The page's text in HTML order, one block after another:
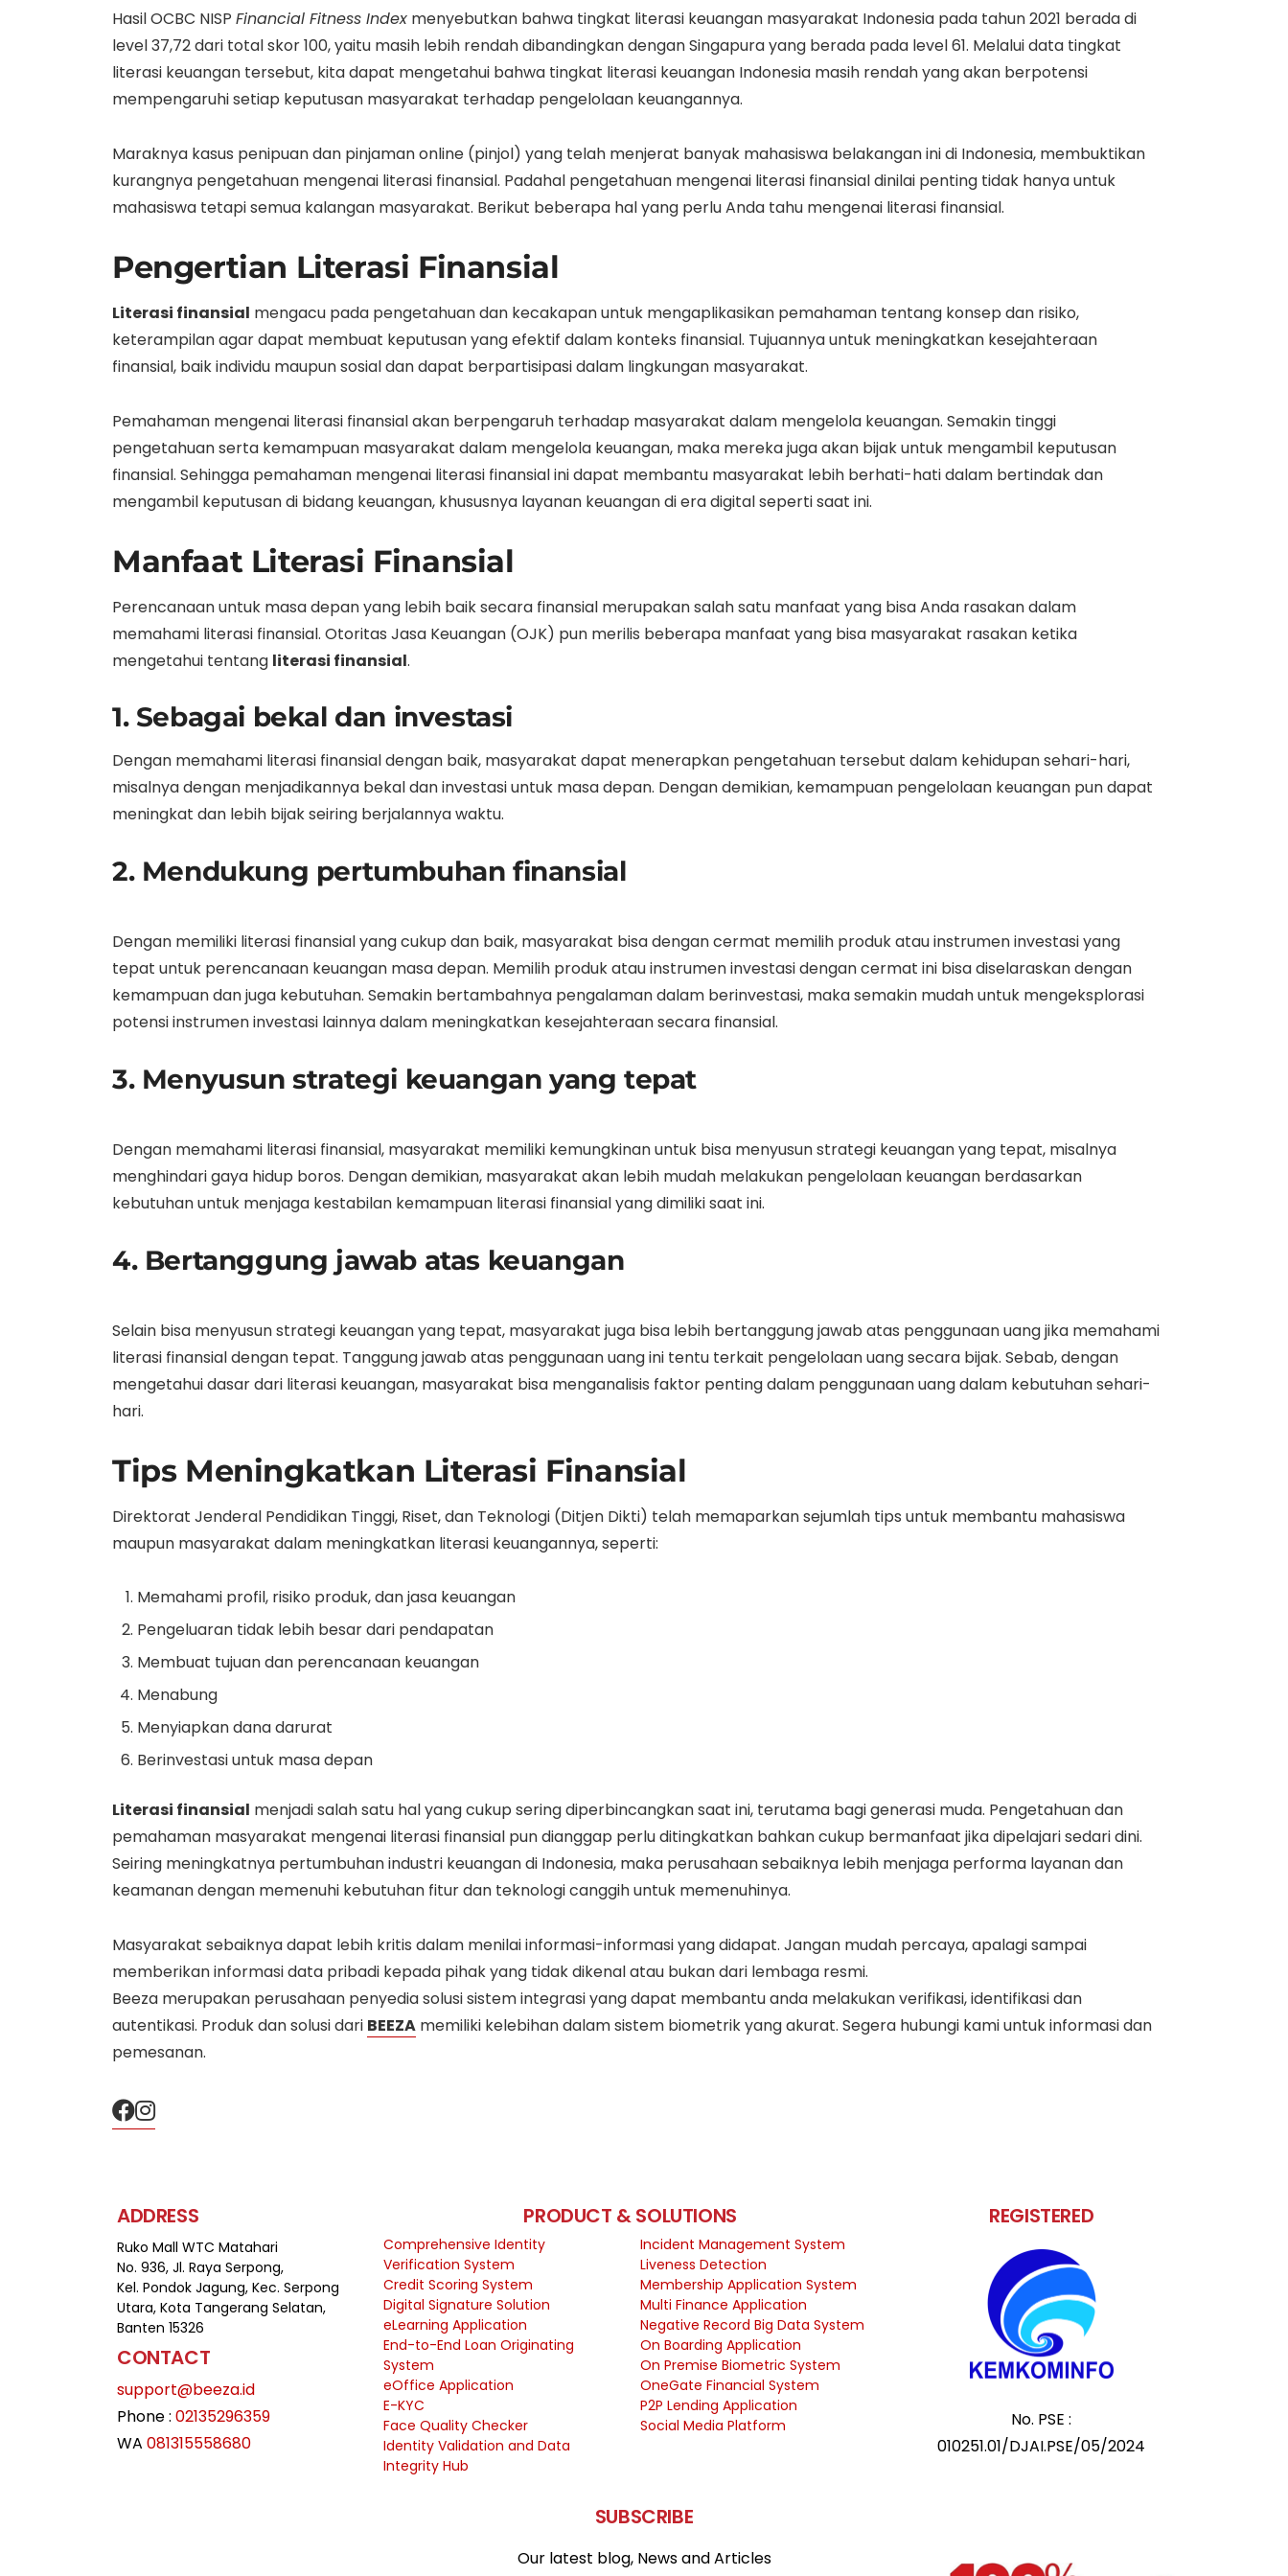
Hasil OCBC NISP Financial Fitness Index menyebutkan bahwa tingkat literasi keuangan masyarakat Indonesia pada tahun 2021 berada di
level 37,72 dari total skor 100, yaitu masih lebih rendah dibandingkan dengan Singapura yang berada pada level 61. Melalui data tingkat
literasi keuangan tersebut, kita dapat mengetahui bahwa tingkat literasi keuangan Indonesia masih rendah yang akan berpotensi
mempengaruhi setiap keputusan masyarakat terhadap pengelolaan keuangannya.
Maraknya kasus penipuan dan pinjaman online (pinjol) yang telah menjerat banyak mahasiswa belakangan ini di Indonesia, membuktikan
kurangnya pengetahuan mengenai literasi finansial. Padahal pengetahuan mengenai literasi finansial dinilai penting tidak hanya untuk
mahasiswa tetapi semua kalangan masyarakat. Berikut beberapa hal yang perlu Anda tahu mengenai literasi finansial.
Pengertian Literasi Finansial
Literasi finansial mengacu pada pengetahuan dan kecakapan untuk mengaplikasikan pemahaman tentang konsep dan risiko,
keterampilan agar dapat membuat keputusan yang efektif dalam konteks finansial. Tujuannya untuk meningkatkan kesejahteraan
finansial, baik individu maupun sosial dan dapat berpartisipasi dalam lingkungan masyarakat.
Pemahaman mengenai literasi finansial akan berpengaruh terhadap masyarakat dalam mengelola keuangan. Semakin tinggi
pengetahuan serta kemampuan masyarakat dalam mengelola keuangan, maka mereka juga akan bijak untuk mengambil keputusan
finansial. Sehingga pemahaman mengenai literasi finansial ini dapat membantu masyarakat lebih berhati-hati dalam bertindak dan
mengambil keputusan di bidang keuangan, khususnya layanan keuangan di era digital seperti saat ini.
Manfaat Literasi Finansial
Perencanaan untuk masa depan yang lebih baik secara finansial merupakan salah satu manfaat yang bisa Anda rasakan dalam
memahami literasi finansial. Otoritas Jasa Keuangan (OJK) pun merilis beberapa manfaat yang bisa masyarakat rasakan ketika
mengetahui tentang literasi finansial.
1. Sebagai bekal dan investasi
Dengan memahami literasi finansial dengan baik, masyarakat dapat menerapkan pengetahuan tersebut dalam kehidupan sehari-hari,
misalnya dengan menjadikannya bekal dan investasi untuk masa depan. Dengan demikian, kemampuan pengelolaan keuangan pun dapat
meningkat dan lebih bijak seiring berjalannya waktu.
2. Mendukung pertumbuhan finansial
Dengan memiliki literasi finansial yang cukup dan baik, masyarakat bisa dengan cermat memilih produk atau instrumen investasi yang
tepat untuk perencanaan keuangan masa depan. Memilih produk atau instrumen investasi dengan cermat ini bisa diselaraskan dengan
kemampuan dan juga kebutuhan. Semakin bertambahnya pengalaman dalam berinvestasi, maka semakin mudah untuk mengeksplorasi
potensi instrumen investasi lainnya dalam meningkatkan kesejahteraan secara finansial.
3. Menyusun strategi keuangan yang tepat
Dengan memahami literasi finansial, masyarakat memiliki kemungkinan untuk bisa menyusun strategi keuangan yang tepat, misalnya
menghindari gaya hidup boros. Dengan demikian, masyarakat akan lebih mudah melakukan pengelolaan keuangan berdasarkan
kebutuhan untuk menjaga kestabilan kemampuan literasi finansial yang dimiliki saat ini.
4. Bertanggung jawab atas keuangan
Selain bisa menyusun strategi keuangan yang tepat, masyarakat juga bisa lebih bertanggung jawab atas penggunaan uang jika memahami
literasi finansial dengan tepat. Tanggung jawab atas penggunaan uang ini tentu terkait pengelolaan uang secara bijak. Sebab, dengan
mengetahui dasar dari literasi keuangan, masyarakat bisa menganalisis faktor penting dalam penggunaan uang dalam kebutuhan sehari-
hari.
Tips Meningkatkan Literasi Finansial
Direktorat Jenderal Pendidikan Tinggi, Riset, dan Teknologi (Ditjen Dikti) telah memaparkan sejumlah tips untuk membantu mahasiswa
maupun masyarakat dalam meningkatkan literasi keuangannya, seperti:
Memahami profil, risiko produk, dan jasa keuangan
Pengeluaran tidak lebih besar dari pendapatan
Membuat tujuan dan perencanaan keuangan
Menabung
Menyiapkan dana darurat
Berinvestasi untuk masa depan
Literasi finansial menjadi salah satu hal yang cukup sering diperbincangkan saat ini, terutama bagi generasi muda. Pengetahuan dan
pemahaman masyarakat mengenai literasi finansial pun dianggap perlu ditingkatkan bahkan cukup bermanfaat jika dipelajari sedari dini.
Seiring meningkatnya pertumbuhan industri keuangan di Indonesia, maka perusahaan sebaiknya lebih menjaga performa layanan dan
keamanan dengan memenuhi kebutuhan fitur dan teknologi canggih untuk memenuhinya.
Masyarakat sebaiknya dapat lebih kritis dalam menilai informasi-informasi yang didapat. Jangan mudah percaya, apalagi sampai
memberikan informasi data pribadi kepada pihak yang tidak dikenal atau bukan dari lembaga resmi.
Beeza merupakan perusahaan penyedia solusi sistem integrasi yang dapat membantu anda melakukan verifikasi, identifikasi dan
autentikasi. Produk dan solusi dari BEEZA memiliki kelebihan dalam sistem biometrik yang akurat. Segera hubungi kami untuk informasi dan
pemesanan.
ADDRESS
Ruko Mall WTC Matahari
No. 936, Jl. Raya Serpong,
Kel. Pondok Jagung, Kec. Serpong
Utara, Kota Tangerang Selatan,
Banten 15326
CONTACT
support@beeza.id
Phone : 02135296359
WA 081315558680
PRODUCT & SOLUTIONS
Comprehensive Identity
Verification System
Credit Scoring System
Digital Signature Solution
eLearning Application
End-to-End Loan Originating
System
eOffice Application
E-KYC
Face Quality Checker
Identity Validation and Data
Integrity Hub
Incident Management System
Liveness Detection
Membership Application System
Multi Finance Application
Negative Record Big Data System
On Boarding Application
On Premise Biometric System
OneGate Financial System
P2P Lending Application
Social Media Platform
REGISTERED
No. PSE :
010251.01/DJAI.PSE/05/2024
SUBSCRIBE
Our latest blog, News and Articles